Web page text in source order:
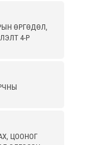
ӨРГӨДӨЛ,
4-Р
ЦООНОГ